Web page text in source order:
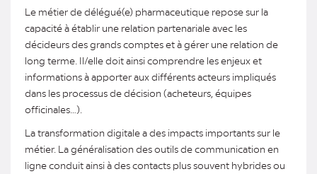
Le métier de délégué(e) pharmaceutique repose sur la
capacité à établir une relation partenariale avec les
décideurs des grands comptes et à gérer une relation de
long terme. Il/elle doit ainsi comprendre les enjeux et
informations à apporter aux différents acteurs impliqués
dans les processus de décision (acheteurs, équipes
officinales…).
La transformation digitale a des impacts importants sur le
métier. La généralisation des outils de communication en
ligne conduit ainsi à des contacts plus souvent hybrides ou